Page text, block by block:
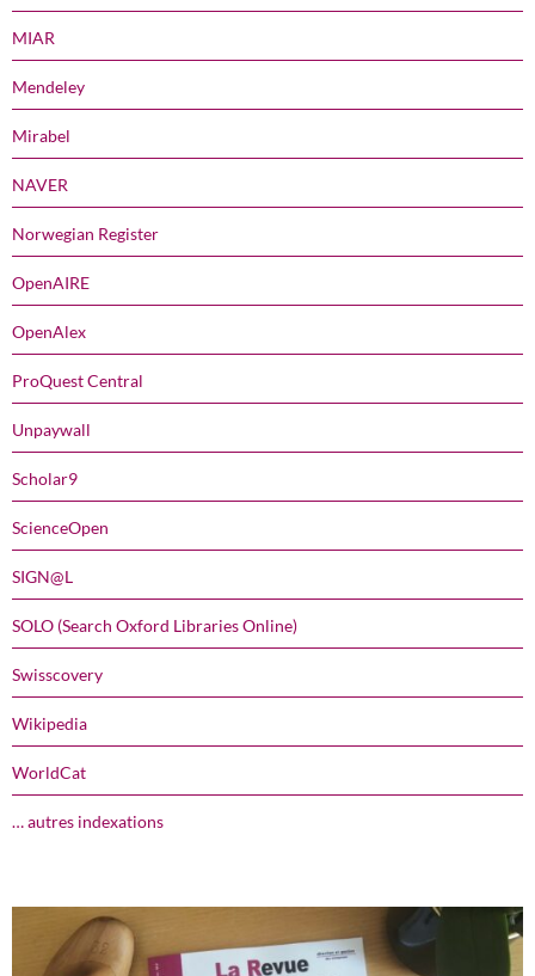
MIAR
Mendeley
Mirabel
NAVER
Norwegian Register
OpenAIRE
OpenAlex
ProQuest Central
Unpaywall
Scholar9
ScienceOpen
SIGN@L
SOLO (Search Oxford Libraries Online)
Swisscovery
Wikipedia
WorldCat
… autres indexations